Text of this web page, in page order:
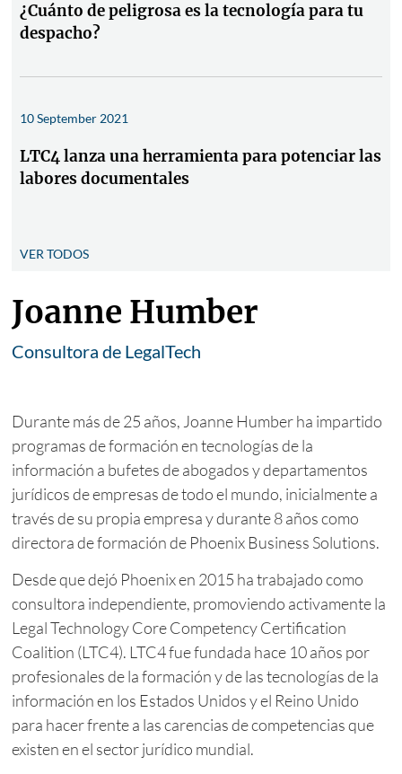
¿Cuánto de peligrosa es la tecnología para tu
despacho?
10 September 2021
LTC4 lanza una herramienta para potenciar las
labores documentales
VER TODOS
Joanne Humber
Consultora de LegalTech
Durante más de 25 años, Joanne Humber ha impartido
programas de formación en tecnologías de la
información a bufetes de abogados y departamentos
jurídicos de empresas de todo el mundo, inicialmente a
través de su propia empresa y durante 8 años como
directora de formación de Phoenix Business Solutions.
Desde que dejó Phoenix en 2015 ha trabajado como
consultora independiente, promoviendo activamente la
Legal Technology Core Competency Certification
Coalition (LTC4). LTC4 fue fundada hace 10 años por
profesionales de la formación y de las tecnologías de la
información en los Estados Unidos y el Reino Unido
para hacer frente a las carencias de competencias que
existen en el sector jurídico mundial.